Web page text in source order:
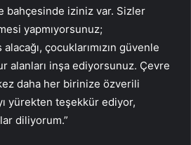
bahçesinde iziniz var. Sizler
yapmıyorsunuz;
çocuklarımızın güvenle
alanları inşa ediyorsunuz. Çevre
daha her birinize özverili
yürekten teşekkür ediyor,
diliyorum.”